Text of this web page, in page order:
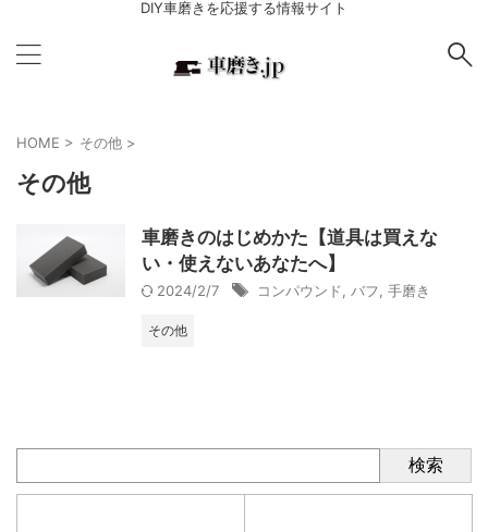
DIY車磨きを応援する情報サイト
HOME > その他 >
その他
車磨きのはじめかた【道具は買えな
い・使えないあなたへ】
2024/2/7 コンパウンド バフ 手磨き
その他
検索